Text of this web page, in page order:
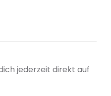
jederzeit direkt auf